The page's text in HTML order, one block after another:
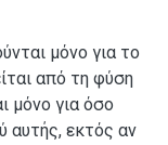
μόνο για το
από τη φύση
μόνο για όσο
αυτής, εκτός αν